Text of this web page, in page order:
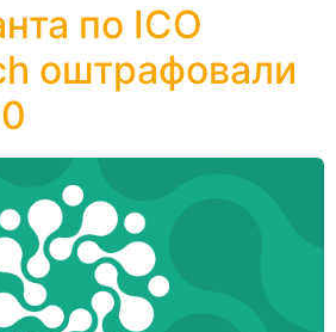
по ICO
оштрафовали